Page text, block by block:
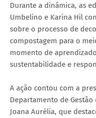
Durante a dinâmica, as
Umbelino e Karina Hil
sobre o processo de
compostagem para o
momento de
sustentabilidade e
A ação contou com a
Departamento de Gestão
Joana Aurélia, que